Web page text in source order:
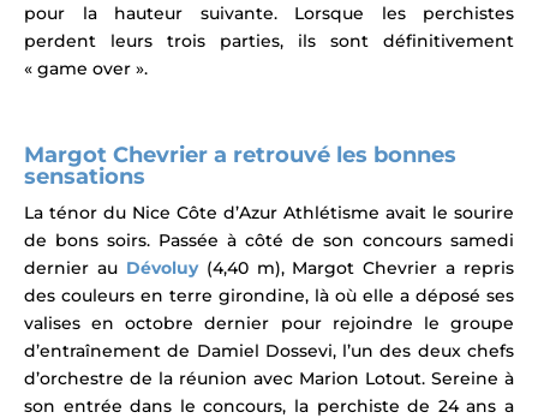
pour la hauteur suivante. Lorsque les perchistes
perdent leurs trois parties, ils sont définitivement
« game over ».
Margot Chevrier a retrouvé les bonnes
sensations
La ténor du Nice Côte d’Azur Athlétisme avait le sourire
de bons soirs. Passée à côté de son concours samedi
dernier au Dévoluy(4,40 m), Margot Chevrier a repris
des couleurs en terre girondine, là où elle a déposé ses
valises en octobre dernier pour rejoindre le groupe
d’entraînement de Damiel Dossevi, l’un des deux chefs
d’orchestre de la réunion avec Marion Lotout. Sereine à
son entrée dans le concours, la perchiste de 24 ans a